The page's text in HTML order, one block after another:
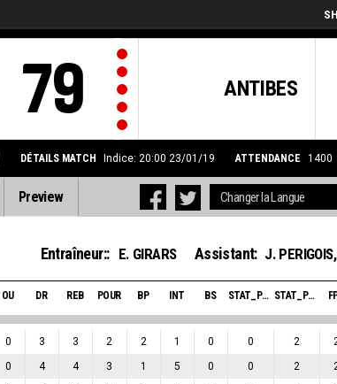
ANTIBES
79
DÉTAILS MATCH Indice: 20:00 23/01/19 ATTENDANCE 1400
Preview
Entraîneur:: E. GIRARS Assistant: J. PERIGOIS,
OU DR REB POUR BP INT BS STAT_PERSONMATCH_BASKETBALL_SBLOCKSRECEIVED_ABBREV STAT_PERSONMATCH_BASKETBALL_SFOULSPERSONAL_ABBREV
0 3 3 2 2 1 0 0 2
0 4 4 3 1 5 0 0 2